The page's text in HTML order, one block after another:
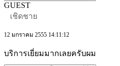
GUEST
เชิดชาย
12 มกราคม 2555 14:11:12
บริการเยี่ยมมากเลยครับผม